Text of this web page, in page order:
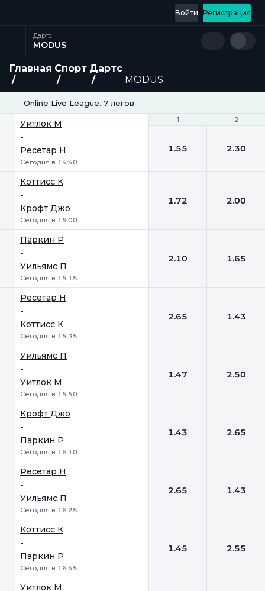
Регистрация
Войти
Дартс
MODUS
Главная Спорт Дартс
MODUS
Online Live League. 7 легов
1 2
Уитлок М
-
Ресетар Н
Сегодня в 14:40
1 2
1.55 2.30
Коттисс К
-
Крофт Джо
Сегодня в 15:00
1.72 2.00
Паркин Р
-
Уильямс П
Сегодня в 15:15
2.10 1.65
Ресетар Н
-
Коттисс К
Сегодня в 15:35
2.65 1.43
Уильямс П
-
Уитлок М
Сегодня в 15:50
1.47 2.50
Крофт Джо
-
Паркин Р
Сегодня в 16:10
1.43 2.65
Ресетар Н
-
Уильямс П
Сегодня в 16:25
2.65 1.43
Коттисс К
-
Паркин Р
Сегодня в 16:45
1.45 2.55
Уитлок М